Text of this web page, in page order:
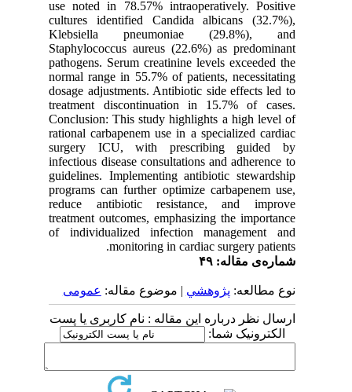
use noted in 78.57% intraoperatively. Positive
cultures identified Candida albicans (32.7%),
Klebsiella pneumoniae (29.8%), and
Staphylococcus aureus (22.6%) as predominant
pathogens. Serum creatinine levels exceeded the
normal range in 55.7% of patients, necessitating
dosage adjustments. Antibiotic side effects led to
treatment discontinuation in 15.7% of cases.
Conclusion: This study highlights a high level of
rational carbapenem use in a specialized cardiac
surgery ICU, with prescribing guided by
infectious disease consultations and adherence to
guidelines. Implementing antibiotic stewardship
programs can further optimize carbapenem use,
reduce antibiotic resistance, and improve
treatment outcomes, emphasizing the importance
of individualized infection management and
monitoring in cardiac surgery patients.
شماره‌ی مقاله: ۴۹
نوع مطالعه:پژوهشي| موضوع مقاله:عمومى
ارسال نظر درباره این مقاله : نام کاربری یا پست
الکترونیک شما: